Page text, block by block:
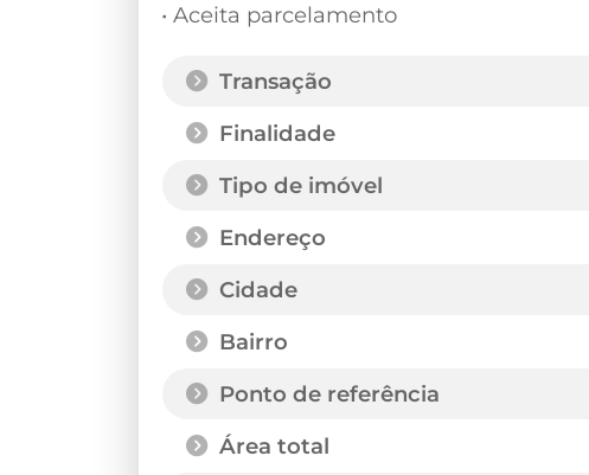
• Aceita parcelamento
Transação
Finalidade
Tipo de imóvel
Endereço
Cidade
Bairro
Ponto de referência
Área total